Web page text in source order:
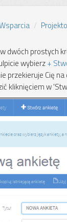
dwóch prostych
wybierz+
przekieruje Cię
kliknięciem w